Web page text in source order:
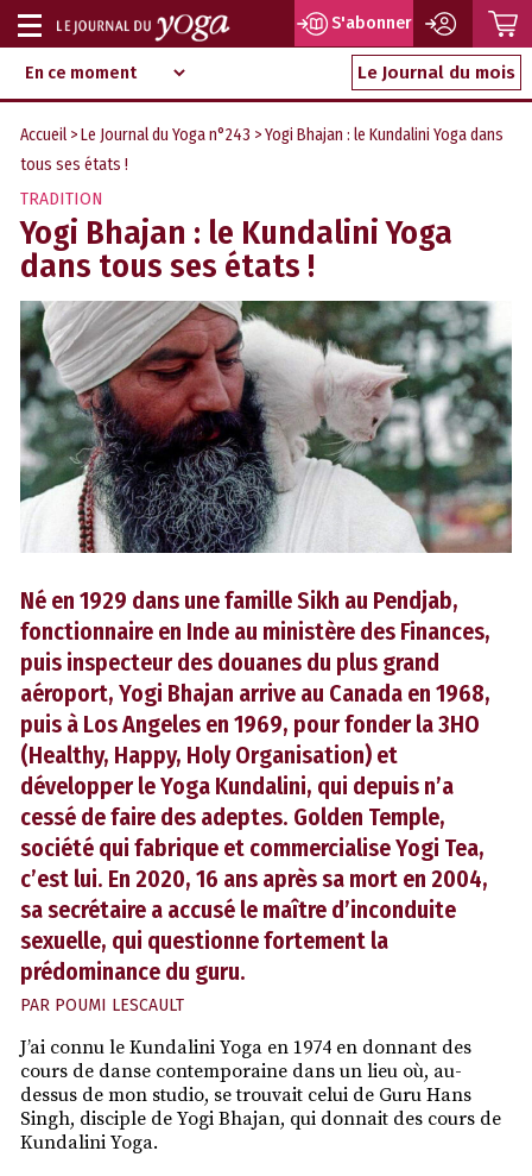
Aller
au
contenu
d‘information
indépendant
Afficher
ou
masquer
la
navigation
S'abonner
Le Journal du mois
Accueil >Le Journal du Yoga n°243 > Yogi Bhajan : le Kundalini Yoga dans
tous ses états !
TRADITION
Yogi Bhajan : le Kundalini Yoga
dans tous ses états !
Né en 1929 dans une famille Sikh au Pendjab,
fonctionnaire en Inde au ministère des Finances,
puis inspecteur des douanes du plus grand
aéroport, Yogi Bhajan arrive au Canada en 1968,
puis à Los Angeles en 1969, pour fonder la 3HO
(Healthy, Happy, Holy Organisation) et
développer le Yoga Kundalini, qui depuis n’a
cessé de faire des adeptes. Golden Temple,
société qui fabrique et commercialise Yogi Tea,
c’est lui. En 2020, 16 ans après sa mort en 2004,
sa secrétaire a accusé le maître d’inconduite
sexuelle, qui questionne fortement la
prédominance du guru.
PAR POUMI LESCAULT
J’ai connu le Kundalini Yoga en 1974 en donnant des
cours de danse contemporaine dans un lieu où, au-
dessus de mon studio, se trouvait celui de Guru Hans
Singh, disciple de Yogi Bhajan, qui donnait des cours de
Kundalini Yoga.